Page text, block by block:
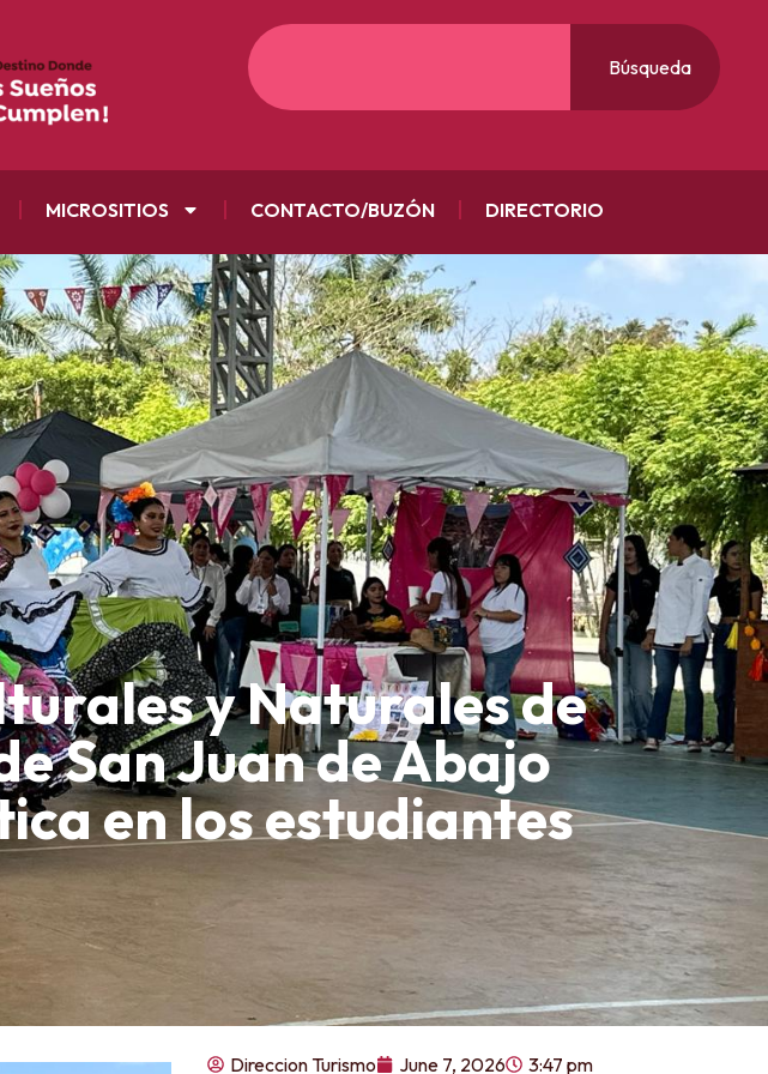
Búsqueda
MICROSITIOS CONTACTO/BUZÓN DIRECTORIO
y Naturales de
San Juan de Abajo
en los estudiantes
Direccion Turismo June 7, 2026 3:47 pm